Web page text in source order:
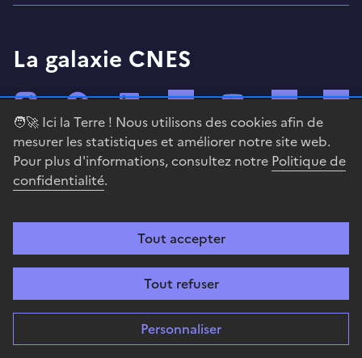
🧑‍🚀 Ici la Terre ! Nous utilisons des cookies afin de
mesurer les statistiques et améliorer notre site web.
Pour plus d'informations, consultez notre Politique de
confidentialité.
Tout accepter
Tout refuser
Personnaliser
La galaxie CNES
InstagramFacebookLinkedInTikTok YouTubeTwitch
BlueskyMastodonX (ex Twitter)
WhatsAppSpotify